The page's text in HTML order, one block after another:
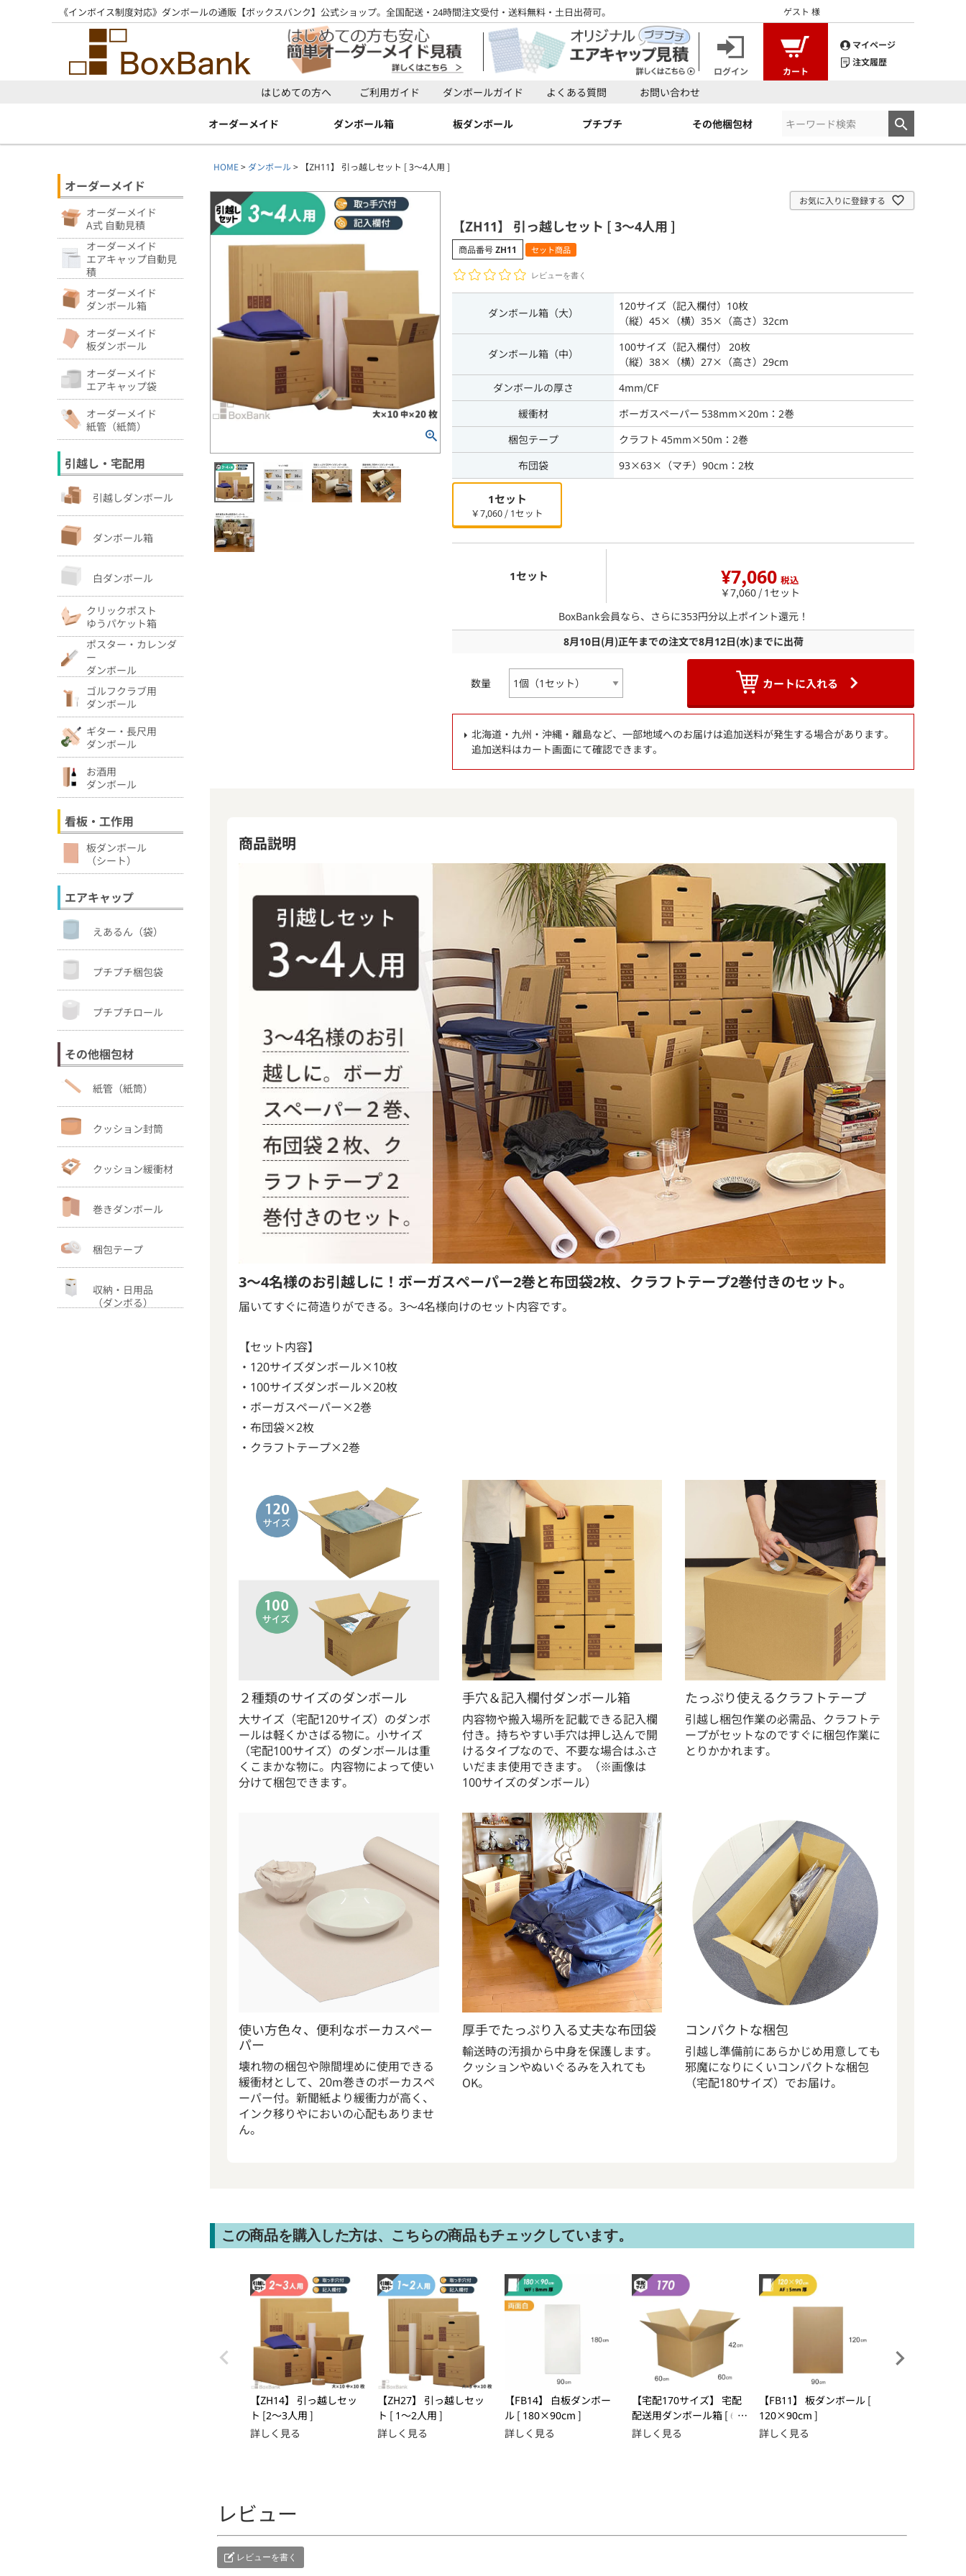
《インボイス制度対応》ダンボールの通販【ボックスバンク】公式ショップ。全国配送・24時間注文受付・送料無料・土日出荷可。 ゲスト 様
ログイン カート
マイページ
注文履歴
はじめての方へ ご利用ガイド ダンボールガイド よくある質問 お問い合わせ
オーダーメイド ダンボール箱 板ダンボール プチプチ その他梱包材
検索
オーダーメイド
オーダーメイド
A式 自動見積
オーダーメイド
エアキャップ自動見
積
オーダーメイド
ダンボール箱
オーダーメイド
板ダンボール
オーダーメイド
エアキャップ袋
オーダーメイド
紙管（紙筒）
引越し・宅配用
引越しダンボール
ダンボール箱
白ダンボール
クリックポスト
ゆうパケット箱
ポスター・カレンダ
ー
ダンボール
ゴルフクラブ用
ダンボール
ギター・長尺用
ダンボール
お酒用
ダンボール
看板・工作用
板ダンボール
（シート）
エアキャップ
えあるん（袋）
プチプチ梱包袋
プチプチロール
その他梱包材
紙管（紙筒）
クッション封筒
クッション緩衝材
巻きダンボール
梱包テープ
収納・日用品
（ダンボる）
HOME ダンボール 【ZH11】 引っ越しセット [ 3～4人用 ]
お気に入りに登録する
【ZH11】 引っ越しセット [ 3～4人用 ]
商品番号ZH11 セット商品
レビューを書く
ダンボール箱（大）
120サイズ（記入欄付）10枚
（縦）45×（横）35×（高さ）32cm
ダンボール箱（中）
100サイズ（記入欄付） 20枚
（縦）38×（横）27×（高さ）29cm
ダンボールの厚さ
4mm/CF
緩衝材
ボーガスペーパー 538mm×20m：2巻
梱包テープ
クラフト 45mm×50m：2巻
布団袋
93×63×（マチ）90cm：2枚
1セット
￥7,060 / 1セット
1セット ¥7,060 税込
￥7,060 / 1セット
BoxBank会員なら、さらに353円分以上ポイント還元！
8月10日(月)正午までの注文で8月12日(水)までに出荷
数量 カートに入れる
北海道・九州・沖縄・離島など、一部地域へのお届けは追加送料が発生する場合があります。
追加送料はカート画面にて確認できます。
商品説明
3～4名様のお引越しに！ボーガスペーパー2巻と布団袋2枚、クラフトテープ2巻付きのセット。
届いてすぐに荷造りができる。3～4名様向けのセット内容です。
【セット内容】
・120サイズダンボール×10枚
・100サイズダンボール×20枚
・ボーガスペーパー×2巻
・布団袋×2枚
・クラフトテープ×2巻
２種類のサイズのダンボール
大サイズ（宅配120サイズ）のダンボ
ールは軽くかさばる物に。小サイズ
（宅配100サイズ）のダンボールは重
くこまかな物に。内容物によって使い
分けて梱包できます。
手穴＆記入欄付ダンボール箱
内容物や搬入場所を記載できる記入欄
付き。持ちやすい手穴は押し込んで開
けるタイプなので、不要な場合はふさ
いだまま使用できます。（※画像は
100サイズのダンボール）
たっぷり使えるクラフトテープ
引越し梱包作業の必需品、クラフトテ
ープがセットなのですぐに梱包作業に
とりかかれます。
使い方色々、便利なボーカスペー
パー
壊れ物の梱包や隙間埋めに使用できる
緩衝材として、20m巻きのボーカスペ
ーパー付。新聞紙より緩衝力が高く、
インク移りやにおいの心配もありませ
ん。
厚手でたっぷり入る丈夫な布団袋
輸送時の汚損から中身を保護します。
クッションやぬいぐるみを入れても
OK。
コンパクトな梱包
引越し準備前にあらかじめ用意しても
邪魔になりにくいコンパクトな梱包
（宅配180サイズ）でお届け。
この商品を購入した方は、こちらの商品もチェックしています。
【ZH14】 引っ越しセッ
ト [2～3人用 ]
詳しく見る
【ZH27】 引っ越しセッ
ト [ 1～2人用 ]
詳しく見る
【FB14】 白板ダンボー
ル [ 180×90cm ]
詳しく見る
【宅配170サイズ】 宅配
配送用ダンボール箱 [ 60
×60×42cm ]
詳しく見る
【FB11】 板ダンボール [
120×90cm ]
詳しく見る
レビュー
レビューを書く